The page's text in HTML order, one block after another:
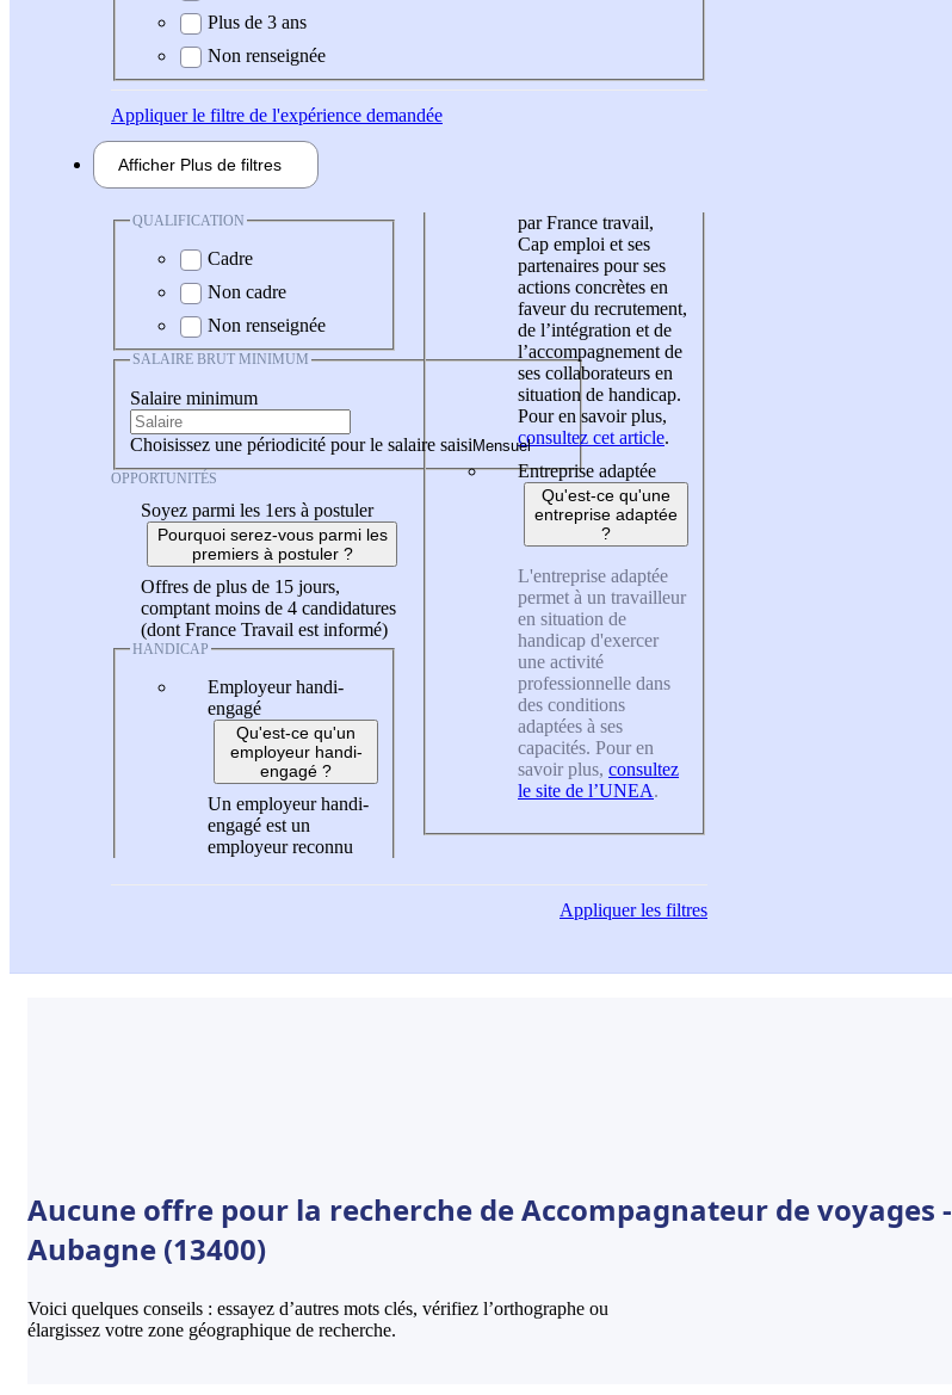
Plus de 3 ans
Non renseignée
Appliquerle filtre de l'expérience demandée
Afficher Plus de filtres
QUALIFICATION
Cadre
Non cadre
Non renseignée
SALAIRE BRUT MINIMUM
Salaire minimum
Choisissez une périodicité pour le salaire saisi
OPPORTUNITÉS
Soyez parmi les 1ers à postuler
Pourquoi serez-vous parmi les
premiers à postuler ?
Offres de plus de 15 jours,
comptant moins de 4 candidatures
(dont France Travail est informé)
HANDICAP
Employeur handi-
engagé
Qu'est-ce qu'un
employeur handi-
engagé ?
Un employeur handi-
engagé est un
employeur reconnu
par France travail,
Cap emploi et ses
partenaires pour ses
actions concrètes en
faveur du recrutement,
de l’intégration et de
l’accompagnement de
ses collaborateurs en
situation de handicap.
Pour en savoir plus,
consultez cet article.
Entreprise adaptée
Qu'est-ce qu'une
entreprise adaptée
?
L'entreprise adaptée
permet à un travailleur
en situation de
handicap d'exercer
une activité
professionnelle dans
des conditions
adaptées à ses
capacités. Pour en
savoir plus, consultez
le site de l’UNEA.
Appliquerles filtres
Aucune offre pour la recherche de Accompagnateur de voyages -
Aubagne (13400)
Voici quelques conseils : essayez d’autres mots clés, vérifiez l’orthographe ou
élargissez votre zone géographique de recherche.